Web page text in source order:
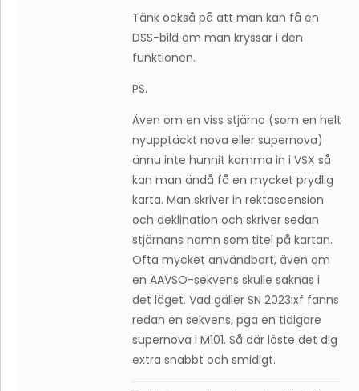
Tänk också på att man kan få en
DSS-bild om man kryssar i den
funktionen.
PS.
Även om en viss stjärna (som en helt
nyupptäckt nova eller supernova)
ännu inte hunnit komma in i VSX så
kan man ändå få en mycket prydlig
karta. Man skriver in rektascension
och deklination och skriver sedan
stjärnans namn som titel på kartan.
Ofta mycket användbart, även om
en AAVSO-sekvens skulle saknas i
det läget. Vad gäller SN 2023ixf fanns
redan en sekvens, pga en tidigare
supernova i M101. Så där löste det dig
extra snabbt och smidigt.